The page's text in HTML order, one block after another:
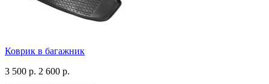
Коврик в багажник
3 500 р. 2 600 р.